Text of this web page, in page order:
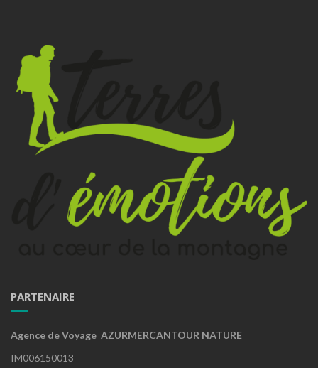
PARTENAIRE
Agence de Voyage AZURMERCANTOUR NATURE
IM006150013